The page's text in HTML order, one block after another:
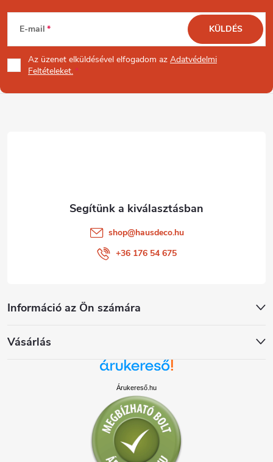
L
á
b
E-mail
Az üzenet elküldésével elfogadom az Adatvédelmi
Feltételeket.
KÜLDÉS
Információ az Ön számára
Vásárlás
shop@hausdeco.hu
+36 176 54 675
Árukereső.hu